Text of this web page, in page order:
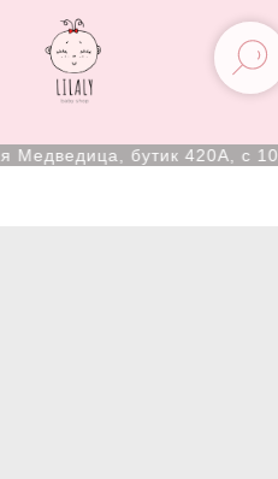
бутик 420А, с 10